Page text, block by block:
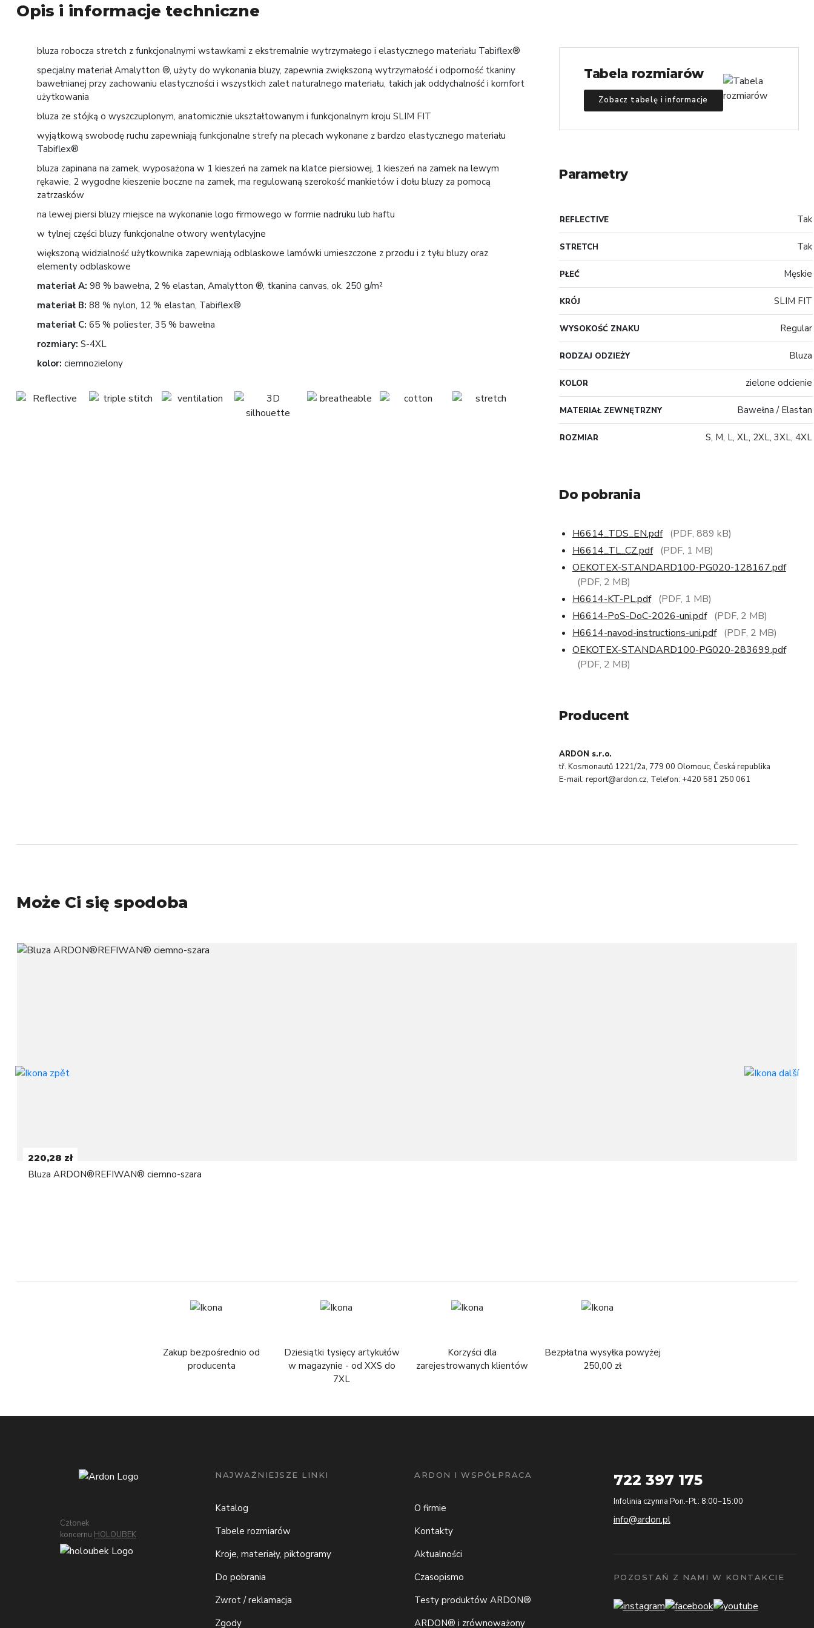
Opis i informacje techniczne
bluza robocza stretch z funkcjonalnymi wstawkami z ekstremalnie wytrzymałego i elastycznego materiału Tabiflex®
specjalny materiał Amalytton ®, użyty do wykonania bluzy, zapewnia zwiększoną wytrzymałość i odporność tkaniny
bawełnianej przy zachowaniu elastyczności i wszystkich zalet naturalnego materiału, takich jak oddychalność i komfort
użytkowania
bluza ze stójką o wyszczuplonym, anatomicznie ukształtowanym i funkcjonalnym kroju SLIM FIT
wyjątkową swobodę ruchu zapewniają funkcjonalne strefy na plecach wykonane z bardzo elastycznego materiału
Tabiflex®
bluza zapinana na zamek, wyposażona w 1 kieszeń na zamek na klatce piersiowej, 1 kieszeń na zamek na lewym
rękawie, 2 wygodne kieszenie boczne na zamek, ma regulowaną szerokość mankietów i dołu bluzy za pomocą
zatrzasków
na lewej piersi bluzy miejsce na wykonanie logo firmowego w formie nadruku lub haftu
w tylnej części bluzy funkcjonalne otwory wentylacyjne
większoną widzialność użytkownika zapewniają odblaskowe lamówki umieszczone z przodu i z tyłu bluzy oraz
elementy odblaskowe
materiał A: 98 % bawełna, 2 % elastan, Amalytton ®, tkanina canvas, ok. 250 g/m²
materiał B: 88 % nylon, 12 % elastan, Tabiflex®
materiał C: 65 % poliester, 35 % bawełna
rozmiary: S-4XL
kolor: ciemnozielony
Tabela rozmiarów
Zobacz tabelę i informacje
Parametry
REFLECTIVE Tak
STRETCH Tak
PŁEĆ Męskie
KRÓJ SLIM FIT
WYSOKOŚĆ ZNAKU Regular
RODZAJ ODZIEŻY Bluza
KOLOR zielone odcienie
MATERIAŁ ZEWNĘTRZNY Bawełna / Elastan
ROZMIAR S, M, L, XL, 2XL, 3XL, 4XL
Do pobrania
H6614_TDS_EN.pdf (PDF, 889 kB)
H6614_TL_CZ.pdf (PDF, 1 MB)
OEKOTEX-STANDARD100-PG020-128167.pdf
(PDF, 2 MB)
H6614-KT-PL.pdf (PDF, 1 MB)
H6614-PoS-DoC-2026-uni.pdf (PDF, 2 MB)
H6614-navod-instructions-uni.pdf (PDF, 2 MB)
OEKOTEX-STANDARD100-PG020-283699.pdf
(PDF, 2 MB)
Producent
ARDON s.r.o.
tř. Kosmonautů 1221/2a, 779 00 Olomouc, Česká republika
E-mail: report@ardon.cz, Telefon: +420 581 250 061
Może Ci się spodoba
220,28 zł
Bluza ARDON®REFIWAN® ciemno-szara
Zakup bezpośrednio od
producenta
Dziesiątki tysięcy artykułów
w magazynie - od XXS do
7XL
Korzyści dla
zarejestrowanych klientów
Bezpłatna wysyłka powyżej
250,00 zł
Członek
koncernu HOLOUBEK
NAJWAŻNIEJSZE LINKI
Katalog
Tabele rozmiarów
Kroje, materiały, piktogramy
Do pobrania
Zwrot / reklamacja
Zgody
ARDON I WSPÓŁPRACA
O firmie
Kontakty
Aktualności
Czasopismo
Testy produktów ARDON®
ARDON® i zrównoważony
722 397 175
Infolinia czynna Pon.-Pt.: 8:00–15:00
info@ardon.pl
POZOSTAŃ Z NAMI W KONTAKCIE